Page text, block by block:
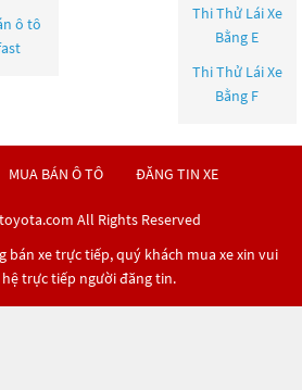
ô tô
Thi Thử Lái Xe
Bằng E
Thi Thử Lái Xe
Bằng F
MUA BÁN Ô TÔ ĐĂNG TIN XE
All Rights Reserved
xe trực tiếp, quý khách mua xe xin vui
trực tiếp người đăng tin.